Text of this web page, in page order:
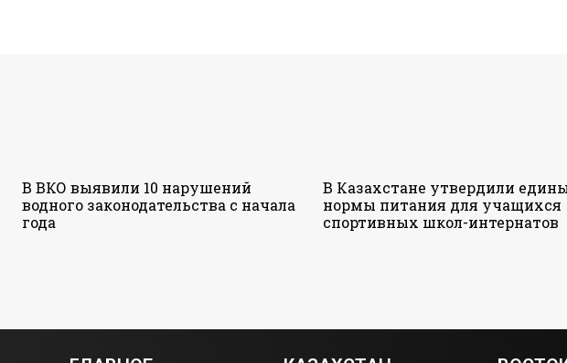
В ВКО выявили 10 нарушений
водного законодательства с начала
года
В Казахстане утвердили
нормы питания для учащихся
спортивных школ-интернатов